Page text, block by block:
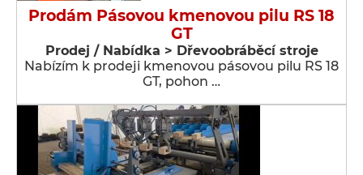
Prodám Pásovou kmenovou pilu RS 18
GT
Prodej / Nabídka > Dřevoobráběcí stroje
Nabízím k prodeji kmenovou pásovou pilu RS 18
GT, pohon …